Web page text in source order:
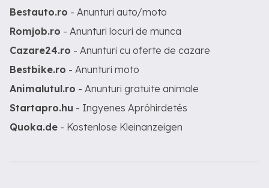
Bestauto.ro - Anunturi auto/moto
Romjob.ro - Anunturi locuri de munca
Cazare24.ro - Anunturi cu oferte de cazare
Bestbike.ro - Anunturi moto
Animalutul.ro - Anunturi gratuite animale
Startapro.hu - Ingyenes Apróhirdetés
Quoka.de - Kostenlose Kleinanzeigen